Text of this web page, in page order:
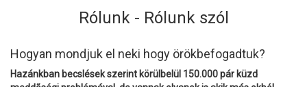
Rólunk - Rólunk szól
Hogyan mondjuk el neki hogy örökbefogadtuk?
Hazánkban becslések szerint körülbelül 150.000 pár küzd